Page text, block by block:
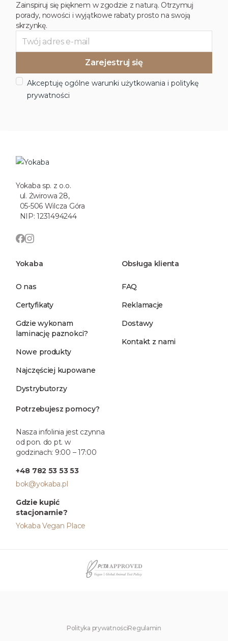
Zainspiruj się pięknem w zgodzie z naturą. Otrzymuj
porady, nowości i wyjątkowe rabaty prosto na swoją
skrzynkę.
Akceptuję ogólne warunki użytkowania i politykę
prywatności
Yokaba sp. z o.o.
ul. Żwirowa 28,
05-506 Wilcza Góra
NIP: 1231494244
Yokaba
O nas
Certyfikaty
Gdzie wykonam
laminację paznokci?
Nowe produkty
Najczęściej kupowane
Dystrybutorzy
Obsługa klienta
FAQ
Reklamacje
Dostawy
Kontakt z nami
Potrzebujesz pomocy?
Nasza infolinia jest czynna
od pon. do pt. w
godzinach: 9:00 – 17:00
+48 782 53 53 53
bok@yokaba.pl
Gdzie kupić
stacjonarnie?
Yokaba Vegan Place
Polityka prywatnościRegulamin